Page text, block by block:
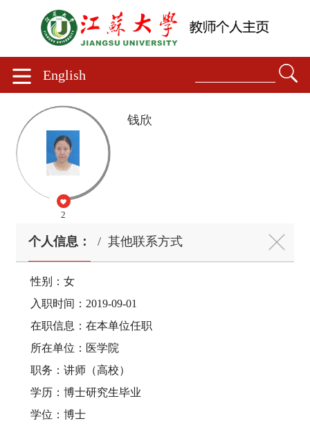
English
2
钱欣
个人信息： / 其他联系方式
性别：女
入职时间：2019-09-01
在职信息：在本单位任职
所在单位：医学院
职务：讲师（高校）
学历：博士研究生毕业
学位：博士